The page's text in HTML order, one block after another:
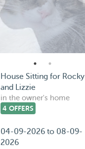
House Sitting for Rocky
and Lizzie
in the owner's home
4 OFFERS
04-09-2026 to 08-09-
2026